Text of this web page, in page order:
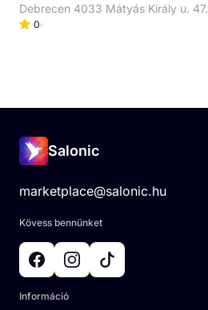
Debrecen 4033 Mátyás Király u. 47.
0
Salonic
marketplace@salonic.hu
Kövess bennünket
Információ